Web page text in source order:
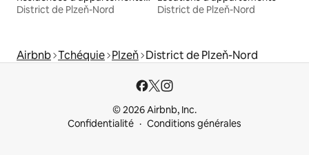
District de Plzeň-Nord
District de Plzeň-Nord
Airbnb Tchéquie Plzeň District de Plzeň-Nord
© 2026 Airbnb, Inc.
Confidentialité
Conditions générales